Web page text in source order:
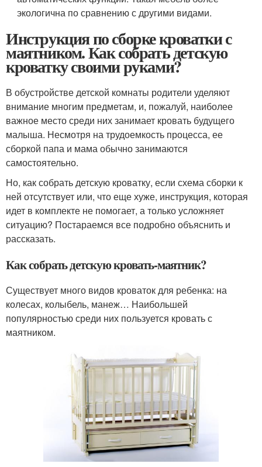
экологична по сравнению с другими видами.
Инструкция по сборке кроватки с
маятником. Как собрать детскую
кроватку своими руками?
В обустройстве детской комнаты родители уделяют
внимание многим предметам, и, пожалуй, наиболее
важное место среди них занимает кровать будущего
малыша. Несмотря на трудоемкость процесса, ее
сборкой папа и мама обычно занимаются
самостоятельно.
Но, как собрать детскую кроватку, если схема сборки к
ней отсутствует или, что еще хуже, инструкция, которая
идет в комплекте не помогает, а только усложняет
ситуацию? Постараемся все подробно объяснить и
рассказать.
Как собрать детскую кровать-маятник?
Существует много видов кроваток для ребенка: на
колесах, колыбель, манеж… Наибольшей
популярностью среди них пользуется кровать с
маятником.